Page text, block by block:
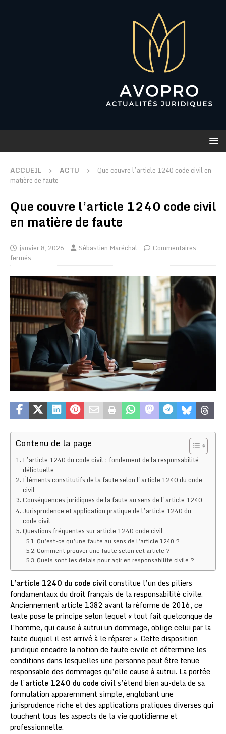
ACCUEIL ACTU
Que couvre l’article 1240 code civil en
matière de faute
Que couvre l’article 1240 code civil
en matière de faute
janvier 8, 2026 Sébastien Maréchal
Commentaires
fermés
Contenu de la page
L’article 1240 du code civil : fondement de la responsabilité
délictuelle
Éléments constitutifs de la faute selon l’article 1240 du code
civil
Conséquences juridiques de la faute au sens de l’article 1240
Jurisprudence et application pratique de l’article 1240 du
code civil
Questions fréquentes sur article 1240 code civil
Qu’est-ce qu’une faute au sens de l’article 1240 ?
Comment prouver une faute selon cet article ?
Quels sont les délais pour agir en responsabilité civile ?
L’article 1240 du code civilconstitue l’un des piliers
fondamentaux du droit français de la responsabilité civile.
Anciennement article 1382 avant la réforme de 2016, ce
texte pose le principe selon lequel « tout fait quelconque de
l’homme, qui cause à autrui un dommage, oblige celui par la
faute duquel il est arrivé à le réparer ». Cette disposition
juridique encadre la notion de faute civile et détermine les
conditions dans lesquelles une personne peut être tenue
responsable des dommages qu’elle cause à autrui. La portée
de l’article 1240 du code civils’étend bien au-delà de sa
formulation apparemment simple, englobant une
jurisprudence riche et des applications pratiques diverses qui
touchent tous les aspects de la vie quotidienne et
professionnelle.